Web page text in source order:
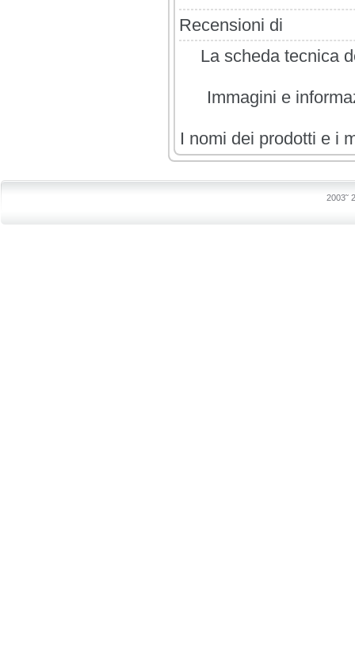
Recensioni di
La scheda tecnica
Immagini e
I nomi dei prodotti e i
2003˜